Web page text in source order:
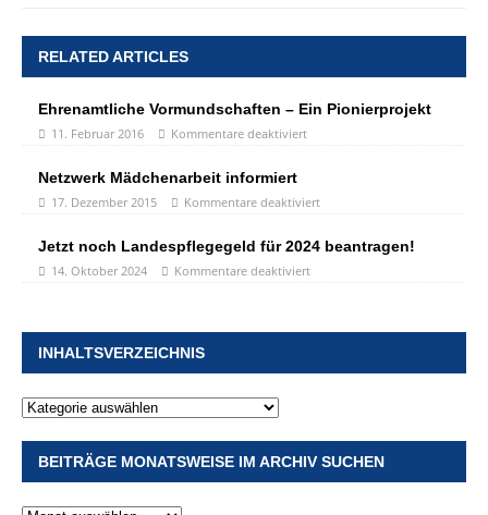
RELATED ARTICLES
Ehrenamtliche Vormundschaften – Ein Pionierprojekt
11. Februar 2016 Kommentare deaktiviert
Netzwerk Mädchenarbeit informiert
17. Dezember 2015 Kommentare deaktiviert
Jetzt noch Landespflegegeld für 2024 beantragen!
14. Oktober 2024 Kommentare deaktiviert
INHALTSVERZEICHNIS
BEITRÄGE MONATSWEISE IM ARCHIV SUCHEN